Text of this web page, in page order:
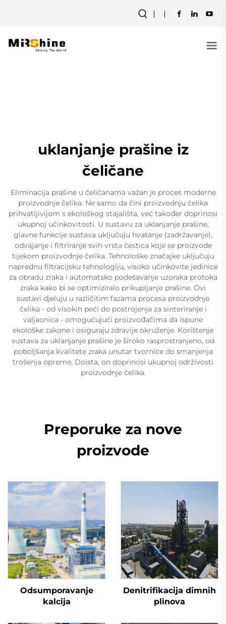
uklanjanje prašine iz
čeličane
Eliminacija prašine u čeličanama važan je proces moderne
proizvodnje čelika. Ne samo da čini proizvodnju čelika
prihvatljivijom s ekološkog stajališta, već također doprinosi
ukupnoj učinkovitosti. U sustavu za uklanjanje prašine,
glavne funkcije sustava uključuju hvatanje (zadržavanje),
odvajanje i filtriranje svih vrsta čestica koje se proizvode
tijekom proizvodnje čelika. Tehnološke značajke uključuju
naprednu filtracijsku tehnologiju, visoko učinkovite jedinice
za obradu zraka i automatsko podešavanje uzoraka protoka
zraka kako bi se optimiziralo prikupljanje prašine. Ovi
sustavi djeluju u različitim fazama procesa proizvodnje
čelika - od visokih peći do postrojenja za sinteriranje i
valjaonica - omogućujući proizvođačima da ispune
ekološke zakone i osiguraju zdravije okruženje. Korištenje
sustava za uklanjanje prašine je široko rasprostranjeno, od
poboljšanja kvalitete zraka unutar tvornice do smanjenja
trošenja opreme. Doista, on doprinosi ukupnoj održivosti
proizvodnje čelika.
Preporuke za nove
proizvode
Odsumporavanje
kalcija
Denitrifikacija dimnih
plinova